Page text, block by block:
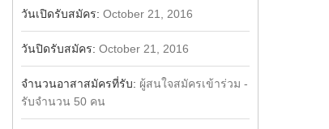
วันเปิดรับสมัคร: October 21, 2016
วันปิดรับสมัคร: October 21, 2016
จำนวนอาสาสมัครที่รับ: ผู้สนใจสมัครเข้าร่วม -
รับจำนวน 50 คน